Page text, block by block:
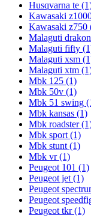
Husqvarna te
Kawasaki
Kawasaki z750
Malaguti drakon
Malaguti fifty
Malaguti xsm
Malaguti xtm
Mbk 125 (1)
Mbk 50v (1)
Mbk 51 swing
Mbk kansas (1)
Mbk roadster
Mbk sport (1)
Mbk stunt (1)
Mbk vr(1)
Peugeot 101 (1)
Peugeot jet (1)
Peugeot
Peugeot
Peugeot tkr(1)